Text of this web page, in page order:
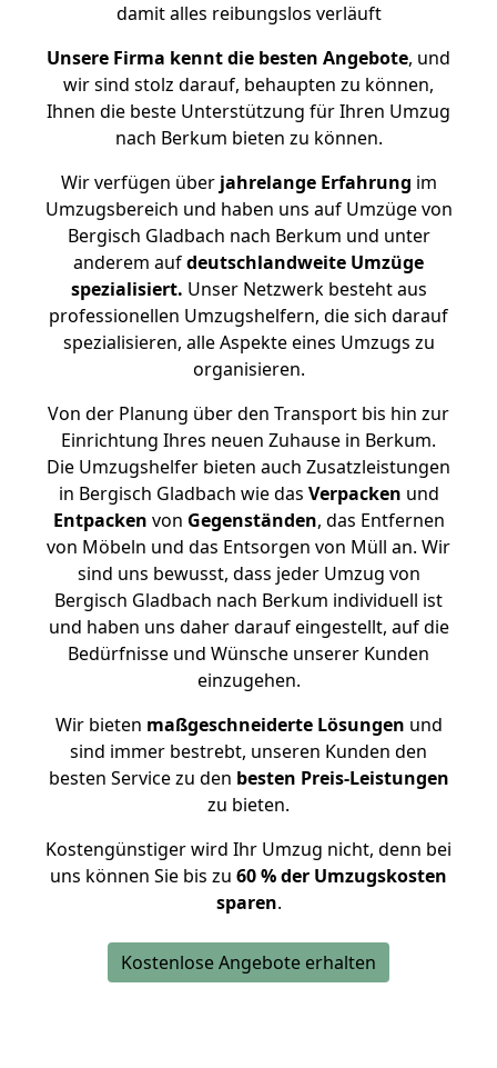
damit alles reibungslos verläuft
Unsere Firma kennt die besten Angebote, und
wir sind stolz darauf, behaupten zu können,
Ihnen die beste Unterstützung für Ihren Umzug
nach Berkum bieten zu können.
Wir verfügen überjahrelange Erfahrung im
Umzugsbereich und haben uns auf Umzüge von
Bergisch Gladbach nach Berkum und unter
anderem aufdeutschlandweite Umzüge
spezialisiert. Unser Netzwerk besteht aus
professionellen Umzugshelfern, die sich darauf
spezialisieren, alle Aspekte eines Umzugs zu
organisieren.
Von der Planung über den Transport bis hin zur
Einrichtung Ihres neuen Zuhause in Berkum.
Die Umzugshelfer bieten auch Zusatzleistungen
in Bergisch Gladbach wie das Verpacken und
Entpacken von Gegenständen, das Entfernen
von Möbeln und das Entsorgen von Müll an. Wir
sind uns bewusst, dass jeder Umzug von
Bergisch Gladbach nach Berkum individuell ist
und haben uns daher darauf eingestellt, auf die
Bedürfnisse und Wünsche unserer Kunden
einzugehen.
Wir bieten maßgeschneiderte Lösungen und
sind immer bestrebt, unseren Kunden den
besten Service zu den besten Preis-Leistungen
zu bieten.
Kostengünstiger wird Ihr Umzug nicht, denn bei
uns können Sie bis zu 60 % der Umzugskosten
sparen.
Kostenlose Angebote erhalten